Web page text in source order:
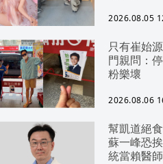
2026.08.05
只有崔始
門親問：
粉樂壞
2026.08.06
幫凱道絕
蘇一峰恐
統當賴醫師